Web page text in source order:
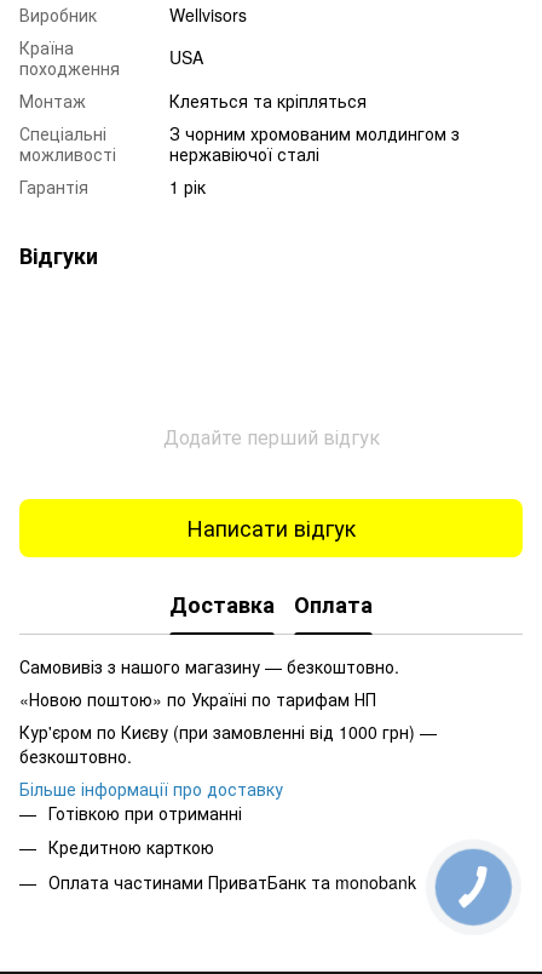
Виробник
Wellvisors
Країна
походження
USA
Монтаж
Клеяться та кріпляться
Спеціальні
можливості
З чорним хромованим молдингом з
нержавіючої сталі
Гарантія
1 рік
Відгуки
Додайте перший відгук
Написати відгук
Доставка Оплата
Самовивіз з нашого магазину — безкоштовно.
«Новою поштою» по Україні по тарифам НП
Кур'єром по Києву (при замовленні від 1000 грн) —
безкоштовно.
Більше інформації про доставку
Готівкою при отриманні
Кредитною карткою
Оплата частинами ПриватБанк та monobank